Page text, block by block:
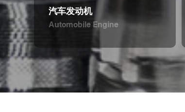
汽车发动机
Automobile Engine